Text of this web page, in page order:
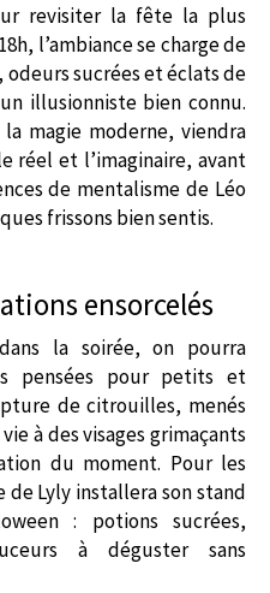
revisiter la fête la plus
l’ambiance se charge de
sucrées et éclats de
illusionniste bien connu.
magie moderne, viendra
réel et l’imaginaire, avant
de mentalisme de Léo
frissons bien sentis.
ensorcelés
la soirée, on pourra
pensées pour petits et
de citrouilles, menés
à des visages grimaçants
du moment. Pour les
Lyly installera son stand
: potions sucrées,
à déguster sans